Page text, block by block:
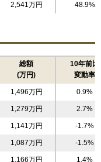
2,541万円 48.9%
1,597万円 21.5%
1,511万円 22.2%
1,325万円 21.6%
1,140万円 10.5%
1,646万円 6.1%
1,566万円 11.1%
1,701万円 58.0%
総額
(万円)
10年前比
変動率
1,496万円 0.9%
1,279万円 2.7%
1,141万円 -1.7%
1,087万円 -1.5%
1,166万円 1.4%